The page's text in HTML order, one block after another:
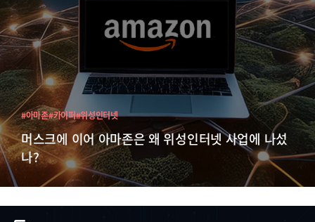
머스크에 이어 아마존은 왜 위성인터넷 사업에 나섰
나?
#아마존#카이퍼#위성인터넷